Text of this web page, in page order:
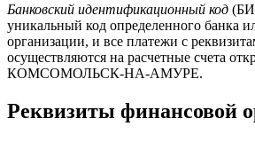
Банковский идентификационный код
уникальный код определенного банка
организации, и все платежи с
осуществляются на расчетные счета
КОМСОМОЛЬСК-НА-АМУРЕ.
Реквизиты финансовой